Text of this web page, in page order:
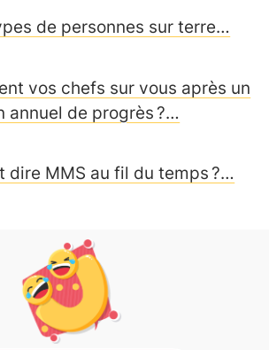
de personnes sur terre…
vos chefs sur vous après un
annuel de progrès ?…
dire MMS au fil du temps ?…